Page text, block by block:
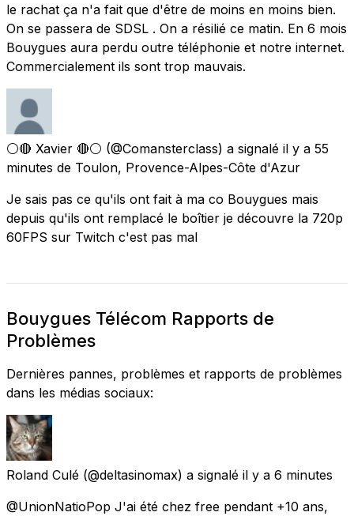
le rachat ça n'a fait que d'être de moins en moins bien.
On se passera de SDSL . On a résilié ce matin. En 6 mois
Bouygues aura perdu outre téléphonie et notre internet.
Commercialement ils sont trop mauvais.
⚪🔴 Xavier 🔴⚪ (@Comansterclass) a signalé il y a 55
minutes de Toulon, Provence-Alpes-Côte d'Azur
Je sais pas ce qu'ils ont fait à ma co Bouygues mais
depuis qu'ils ont remplacé le boîtier je découvre la 720p
60FPS sur Twitch c'est pas mal
Bouygues Télécom Rapports de
Problèmes
Dernières pannes, problèmes et rapports de problèmes
dans les médias sociaux:
Roland Culé (@deltasinomax) a signalé il y a 6 minutes
@UnionNatioPop J'ai été chez free pendant +10 ans,